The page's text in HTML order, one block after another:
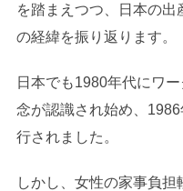
を踏まえつつ、日本の
の経緯を振り返ります。
日本でも1980年代にワ
念が認識され始め、
行されました。
しかし、女性の家事負